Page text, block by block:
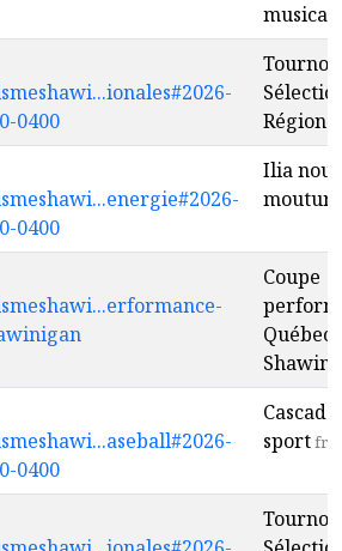
0400
Tournoi
0400
Ilia
mouture
Coupe
Québec
0400
sportfr
Tournoi